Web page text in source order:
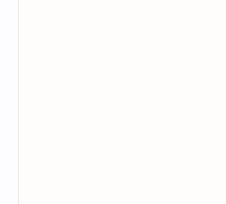
ہندو مسلم مذہبی
اور پرندوں پر
نے لکھی ہیں؟